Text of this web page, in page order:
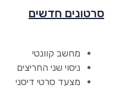
סרטונים חדשים
מחשב קוונטי
ניסוי שני החריצים
מצעד סרטי דיסני